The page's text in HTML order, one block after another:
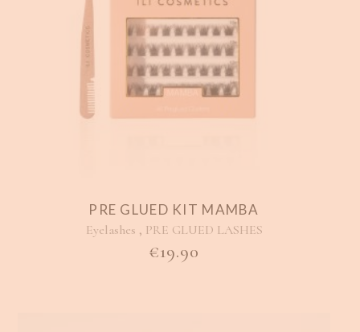
PRE GLUED KIT MAMBA
Eyelashes , PRE GLUED LASHES
€19.90